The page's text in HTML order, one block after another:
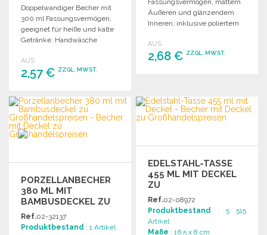
Doppelwandiger Becher mit
300 ml Fassungsvermögen,
geeignet für heiße und kalte
Getränke. Handwäsche
cm.
AUS
2,57 € ZZGL. MWST.
BESTELLEN
Angebot anfordern
Fassungsvermögen, mattem
Äußeren und glänzendem
Inneren, inklusive poliertem
individueller Verpackung.
AUS
2,68 € ZZGL. MWST.
Angebot anfordern
PORZELLANBECHER
380 ML MIT
BAMBUSDECKEL ZU
GROSSHANDELSPREISEN
Ref.02-32137
Produktbestand : 1 Artikel
EDELSTAHL-TASSE
455 ML MIT DECKEL
ZU
GROSSHANDELSPREISEN
Ref.02-08972
Produktbestand : 5 515
Artikel
Maße : 16.5 x 8 cm